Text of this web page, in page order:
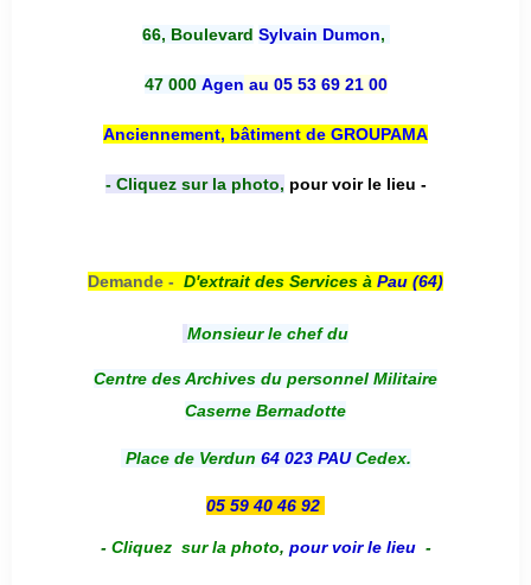
66, Boulevard Sylvain Dumon,
47 000 Agen au 05 53 69 21 00
Anciennement, bâtiment de GROUPAMA
- Cliquez sur la photo, pour voir le lieu -
Demande - D'extrait des Services à Pau (64)
Monsieur le chef du
Centre des Archives du personnel Militaire
Caserne Bernadotte
Place de Verdun 64 023 PAUCedex.
05 59 40 46 92
- Cliquez sur la photo, pour voir le lieu -